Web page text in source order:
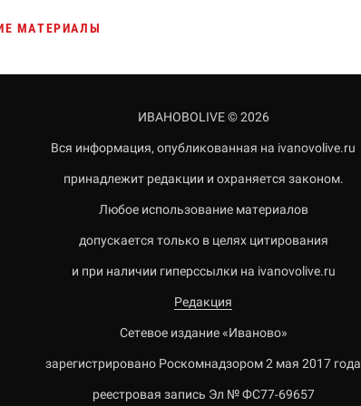
МАТЕРИАЛЫ
ИВАНОВОLIVE © 2026
Вся информация, опубликованная на ivanovolive.ru
принадлежит редакции и охраняется законом.
Любое использование материалов
допускается только в целях цитирования
и при наличии гиперссылки на ivanovolive.ru
Редакция
Сетевое издание «Иваново»
зарегистрировано Роскомнадзором 2 мая 2017 года
реестровая запись Эл № ФС77-69657